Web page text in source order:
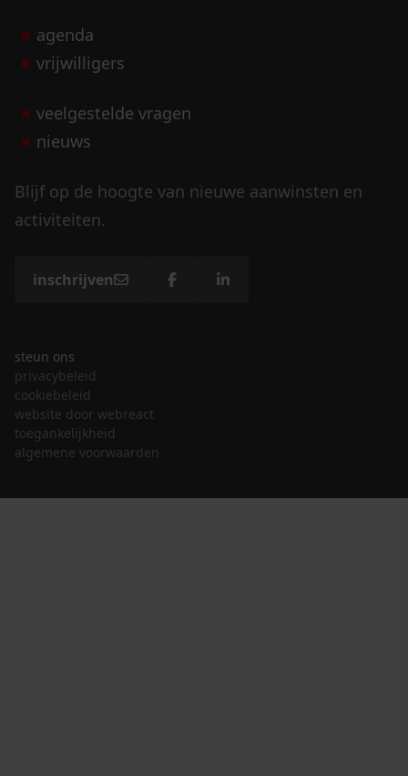
agenda
vrijwilligers
veelgestelde vragen
nieuws
Blijf op de hoogte van nieuwe aanwinsten en
activiteiten.
inschrijven
steun ons
privacybeleid
cookiebeleid
website door webreact
toegankelijkheid
algemene voorwaarden